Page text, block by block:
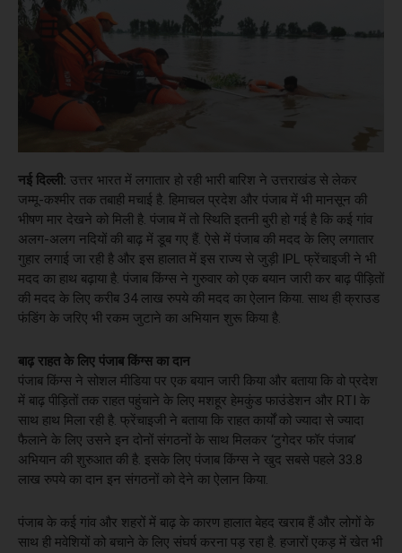
नई दिल्ली: उत्तर भारत में लगातार हो रही भारी बारिश ने उत्तराखंड से लेकर
जम्मू-कश्मीर तक तबाही मचाई है. हिमाचल प्रदेश और पंजाब में भी मानसून की
भीषण मार देखने को मिली है. पंजाब में तो स्थिति इतनी बुरी हो गई है कि कई गांव
अलग-अलग नदियों की बाढ़ में डूब गए हैं. ऐसे में पंजाब की मदद के लिए लगातार
गुहार लगाई जा रही है और इस हालात में इस राज्य से जुड़ी IPL फ्रेंचाइजी ने भी
मदद का हाथ बढ़ाया है. पंजाब किंग्स ने गुरुवार को एक बयान जारी कर बाढ़ पीड़ितों
की मदद के लिए करीब 34 लाख रुपये की मदद का ऐलान किया. साथ ही क्राउड
फंडिंग के जरिए भी रकम जुटाने का अभियान शुरू किया है.
बाढ़ राहत के लिए पंजाब किंग्स का दान
पंजाब किंग्स ने सोशल मीडिया पर एक बयान जारी किया और बताया कि वो प्रदेश
में बाढ़ पीड़ितों तक राहत पहुंचाने के लिए मशहूर हेमकुंड फाउंडेशन और RTI के
साथ हाथ मिला रही है. फ्रेंचाइजी ने बताया कि राहत कार्यों को ज्यादा से ज्यादा
फैलाने के लिए उसने इन दोनों संगठनों के साथ मिलकर ‘टुगेदर फॉर पंजाब’
अभियान की शुरुआत की है. इसके लिए पंजाब किंग्स ने खुद सबसे पहले 33.8
लाख रुपये का दान इन संगठनों को देने का ऐलान किया.
पंजाब के कई गांव और शहरों में बाढ़ के कारण हालात बेहद खराब हैं और लोगों के
साथ ही मवेशियों को बचाने के लिए संघर्ष करना पड़ रहा है. हजारों एकड़ में खेत भी